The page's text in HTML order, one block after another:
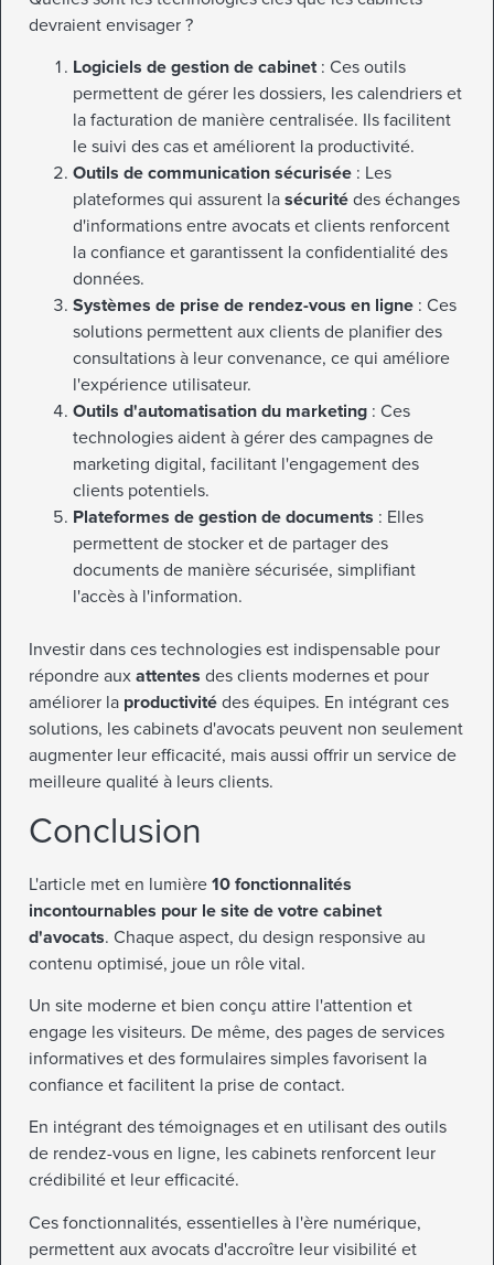
devraient envisager ?
Logiciels de gestion de cabinet: Ces outils
permettent de gérer les dossiers, les calendriers et
la facturation de manière centralisée. Ils facilitent
le suivi des cas et améliorent la productivité.
Outils de communication sécurisée : Les
plateformes qui assurent la sécurité des échanges
d'informations entre avocats et clients renforcent
la confiance et garantissent la confidentialité des
données.
Systèmes de prise de rendez-vous en ligne : Ces
solutions permettent aux clients de planifier des
consultations à leur convenance, ce qui améliore
l'expérience utilisateur.
Outils d'automatisation du marketing : Ces
technologies aident à gérer des campagnes de
marketing digital, facilitant l'engagement des
clients potentiels.
Plateformes de gestion de documents : Elles
permettent de stocker et de partager des
documents de manière sécurisée, simplifiant
l'accès à l'information.
Investir dans ces technologies est indispensable pour
répondre aux attentes des clients modernes et pour
améliorer la productivité des équipes. En intégrant ces
solutions, les cabinets d'avocats peuvent non seulement
augmenter leur efficacité, mais aussi offrir un service de
meilleure qualité à leurs clients.
Conclusion
L'article met en lumière 10 fonctionnalités
incontournables pour le site de votre cabinet
d'avocats. Chaque aspect, du design responsive au
contenu optimisé, joue un rôle vital.
Un site moderne et bien conçu attire l'attention et
engage les visiteurs. De même, des pages de services
informatives et des formulaires simples favorisent la
confiance et facilitent la prise de contact.
En intégrant des témoignages et en utilisant des outils
de rendez-vous en ligne, les cabinets renforcent leur
crédibilité et leur efficacité.
Ces fonctionnalités, essentielles à l'ère numérique,
permettent aux avocats d'accroître leur visibilité et